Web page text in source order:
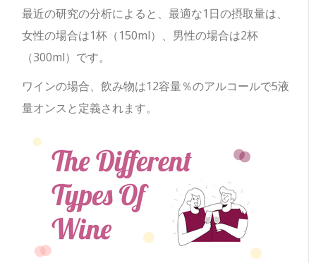
最近の研究の分析によると、最適な1日の摂取量は、
女性の場合は1杯（150ml）、男性の場合は2杯
（300ml）です。
ワインの場合、飲み物は12容量％のアルコールで5液
量オンスと定義されます。